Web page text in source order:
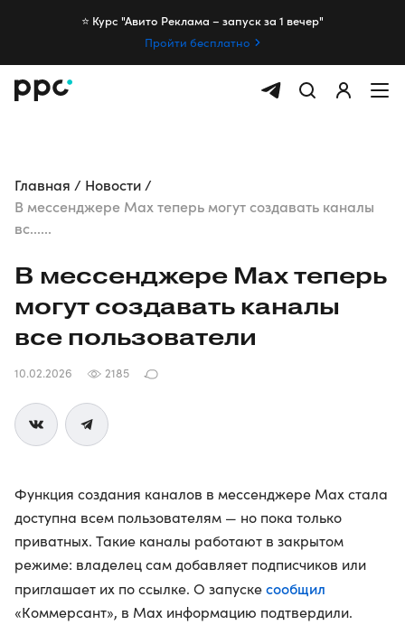
⭐️ Курс "Авито Реклама – запуск за 1 вечер"
Пройти бесплатно
Главная
Новости
В мессенджере Max теперь могут создавать каналы
вс......
В мессенджере Max теперь
могут создавать каналы
все пользователи
10.02.2026 2185
Функция создания каналов в мессенджере Max стала
доступна всем пользователям — но пока только
приватных. Такие каналы работают в закрытом
режиме: владелец сам добавляет подписчиков или
приглашает их по ссылке. О запускесообщил
«Коммерсант», в Max информацию подтвердили.